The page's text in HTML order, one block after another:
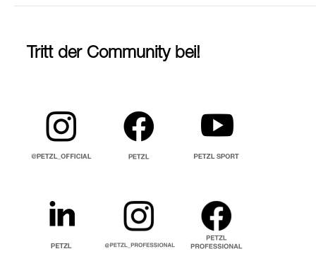
Tritt der Community bei!